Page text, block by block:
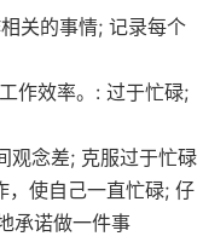
关的事情; 记录每个
作效率。: 过于忙碌;
观念差; 克服过于忙碌
，使自己一直忙碌; 仔
承诺做一件事